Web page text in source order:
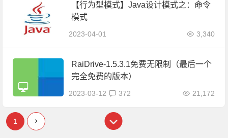
【行为型模式】Java设计模式之：命令
模式
2023-04-01 3,340
RaiDrive-1.5.3.1免费无限制（最后一个
完全免费的版本）
2023-03-12 21,172
372
1